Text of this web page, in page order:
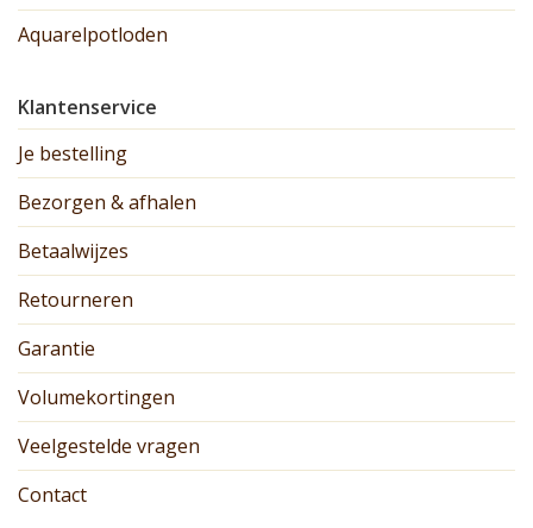
Aquarelpotloden
Klantenservice
Je bestelling
Bezorgen & afhalen
Betaalwijzes
Retourneren
Garantie
Volumekortingen
Veelgestelde vragen
Contact